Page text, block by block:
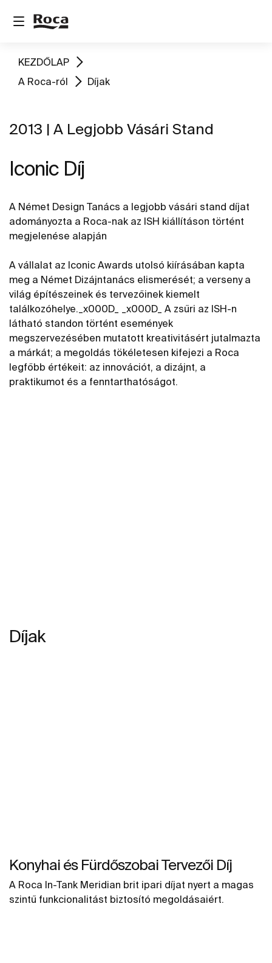
KEZDŐLAP
A Roca-ról
Díjak
2013 | A Legjobb Vásári Stand
Iconic Díj
A Német Design Tanács a legjobb vásári stand díjat
adományozta a Roca-nak az ISH kiállításon történt
megjelenése alapján
A vállalat az Iconic Awards utolsó kiírásában kapta
meg a Német Dizájntanács elismerését; a verseny a
világ építészeinek és tervezőinek kiemelt
találkozóhelye._x000D_ _x000D_ A zsűri az ISH-n
látható standon történt események
megszervezésében mutatott kreativitásért jutalmazta
a márkát; a megoldás tökéletesen kifejezi a Roca
legfőbb értékeit: az innovációt, a dizájnt, a
praktikumot és a fenntarthatóságot.
Díjak
Konyhai és Fürdőszobai Tervezői Díj
A Roca In-Tank Meridian brit ipari díjat nyert a magas
szintű funkcionalitást biztosító megoldásaiért.